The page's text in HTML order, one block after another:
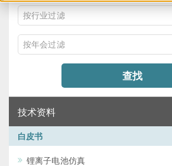
按行业过滤
按年会过滤
查找
技术资料
白皮书
锂离子电池仿真